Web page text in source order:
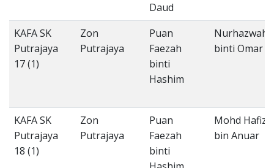
Daud
KAFA SK
Putrajaya
17 (1)
Zon
Putrajaya
Puan
Faezah
binti
Hashim
binti Omar
KAFA SK
Putrajaya
18 (1)
Zon
Putrajaya
Puan
Faezah
binti
Mohd
bin Anuar